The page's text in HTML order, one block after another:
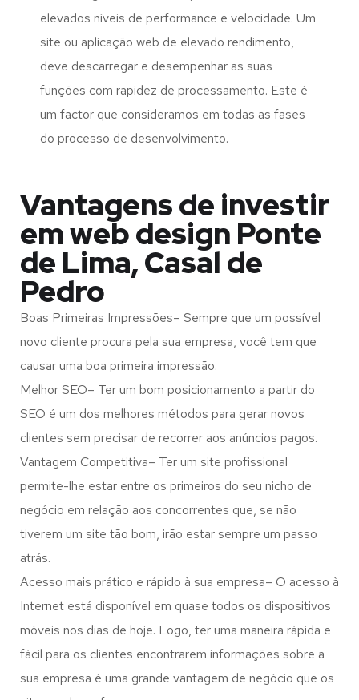
elevados níveis de performance e velocidade. Um
site ou aplicação web de elevado rendimento,
deve descarregar e desempenhar as suas
funções com rapidez de processamento. Este é
um factor que consideramos em todas as fases
do processo de desenvolvimento.
Vantagens de investir
em web design Ponte
de Lima, Casal de
Pedro
Boas Primeiras Impressões– Sempre que um possível
novo cliente procura pela sua empresa, você tem que
causar uma boa primeira impressão.
Melhor SEO– Ter um bom posicionamento a partir do
SEO é um dos melhores métodos para gerar novos
clientes sem precisar de recorrer aos anúncios pagos.
Vantagem Competitiva– Ter um site profissional
permite-lhe estar entre os primeiros do seu nicho de
negócio em relação aos concorrentes que, se não
tiverem um site tão bom, irão estar sempre um passo
atrás.
Acesso mais prático e rápido à sua empresa– O acesso à
Internet está disponível em quase todos os dispositivos
móveis nos dias de hoje. Logo, ter uma maneira rápida e
fácil para os clientes encontrarem informações sobre a
sua empresa é uma grande vantagem de negócio que os